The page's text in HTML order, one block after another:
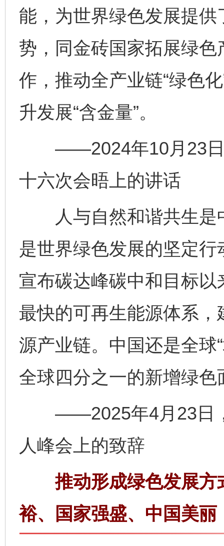
能，为世界绿色发展提
势，同金砖国家拓展绿
作，推动全产业链“绿色
升发展“含金量”。
——2024年10月23日
十六次会晤上的讲话
人与自然和谐共生是
是世界绿色发展的坚定
宣布碳达峰碳中和目标
最快的可再生能源体系
源产业链。中国还是全球
全球四分之一的新增绿色
——2025年4月23日，
人峰会上的致辞
推动形成绿色发展方
裕、国家强盛、中国美丽